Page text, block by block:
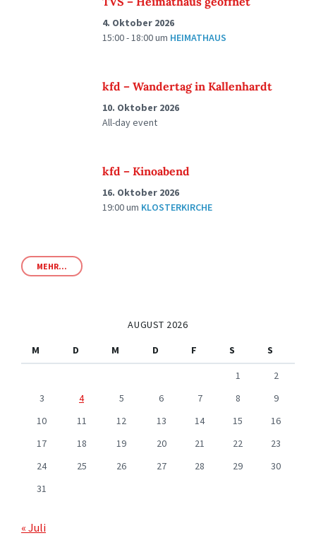
4. Oktober 2026
15:00 - 18:00um HEIMATHAUS
kfd – Wandertag in Kallenhardt
10. Oktober 2026
All-day event
kfd – Kinoabend
16. Oktober 2026
19:00um KLOSTERKIRCHE
MEHR...
AUGUST 2026
M
D M D F S
S
1
2
3
4 5 6 7 8
9
10
11 12 13 14 15
16
17
18 19 20 21 22
23
24
25 26 27 28 29
30
31
« Juli